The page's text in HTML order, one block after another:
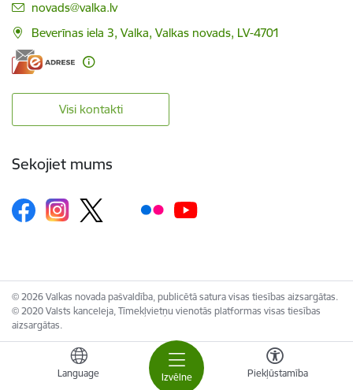
Izvēlne
Language Piekļūstamība
E-pasts:
novads@valka.lv
Beverīnas iela 3, Valka, Valkas novads, LV-4701
Visi kontakti
Sekojiet mums
© 2026 Valkas novada pašvaldība, publicētā satura visas tiesības aizsargātas.
© 2020 Valsts kanceleja, Tīmekļvietņu vienotās platformas visas tiesības
aizsargātas.